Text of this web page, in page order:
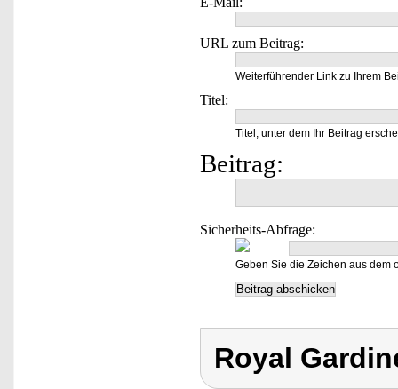
URL zum Beitrag:
Weiterführender Link zu Ihrem
Titel:
Titel, unter dem Ihr Beitrag
Beitrag:
Sicherheits-Abfrage:
Geben Sie die Zeichen aus dem
Royal